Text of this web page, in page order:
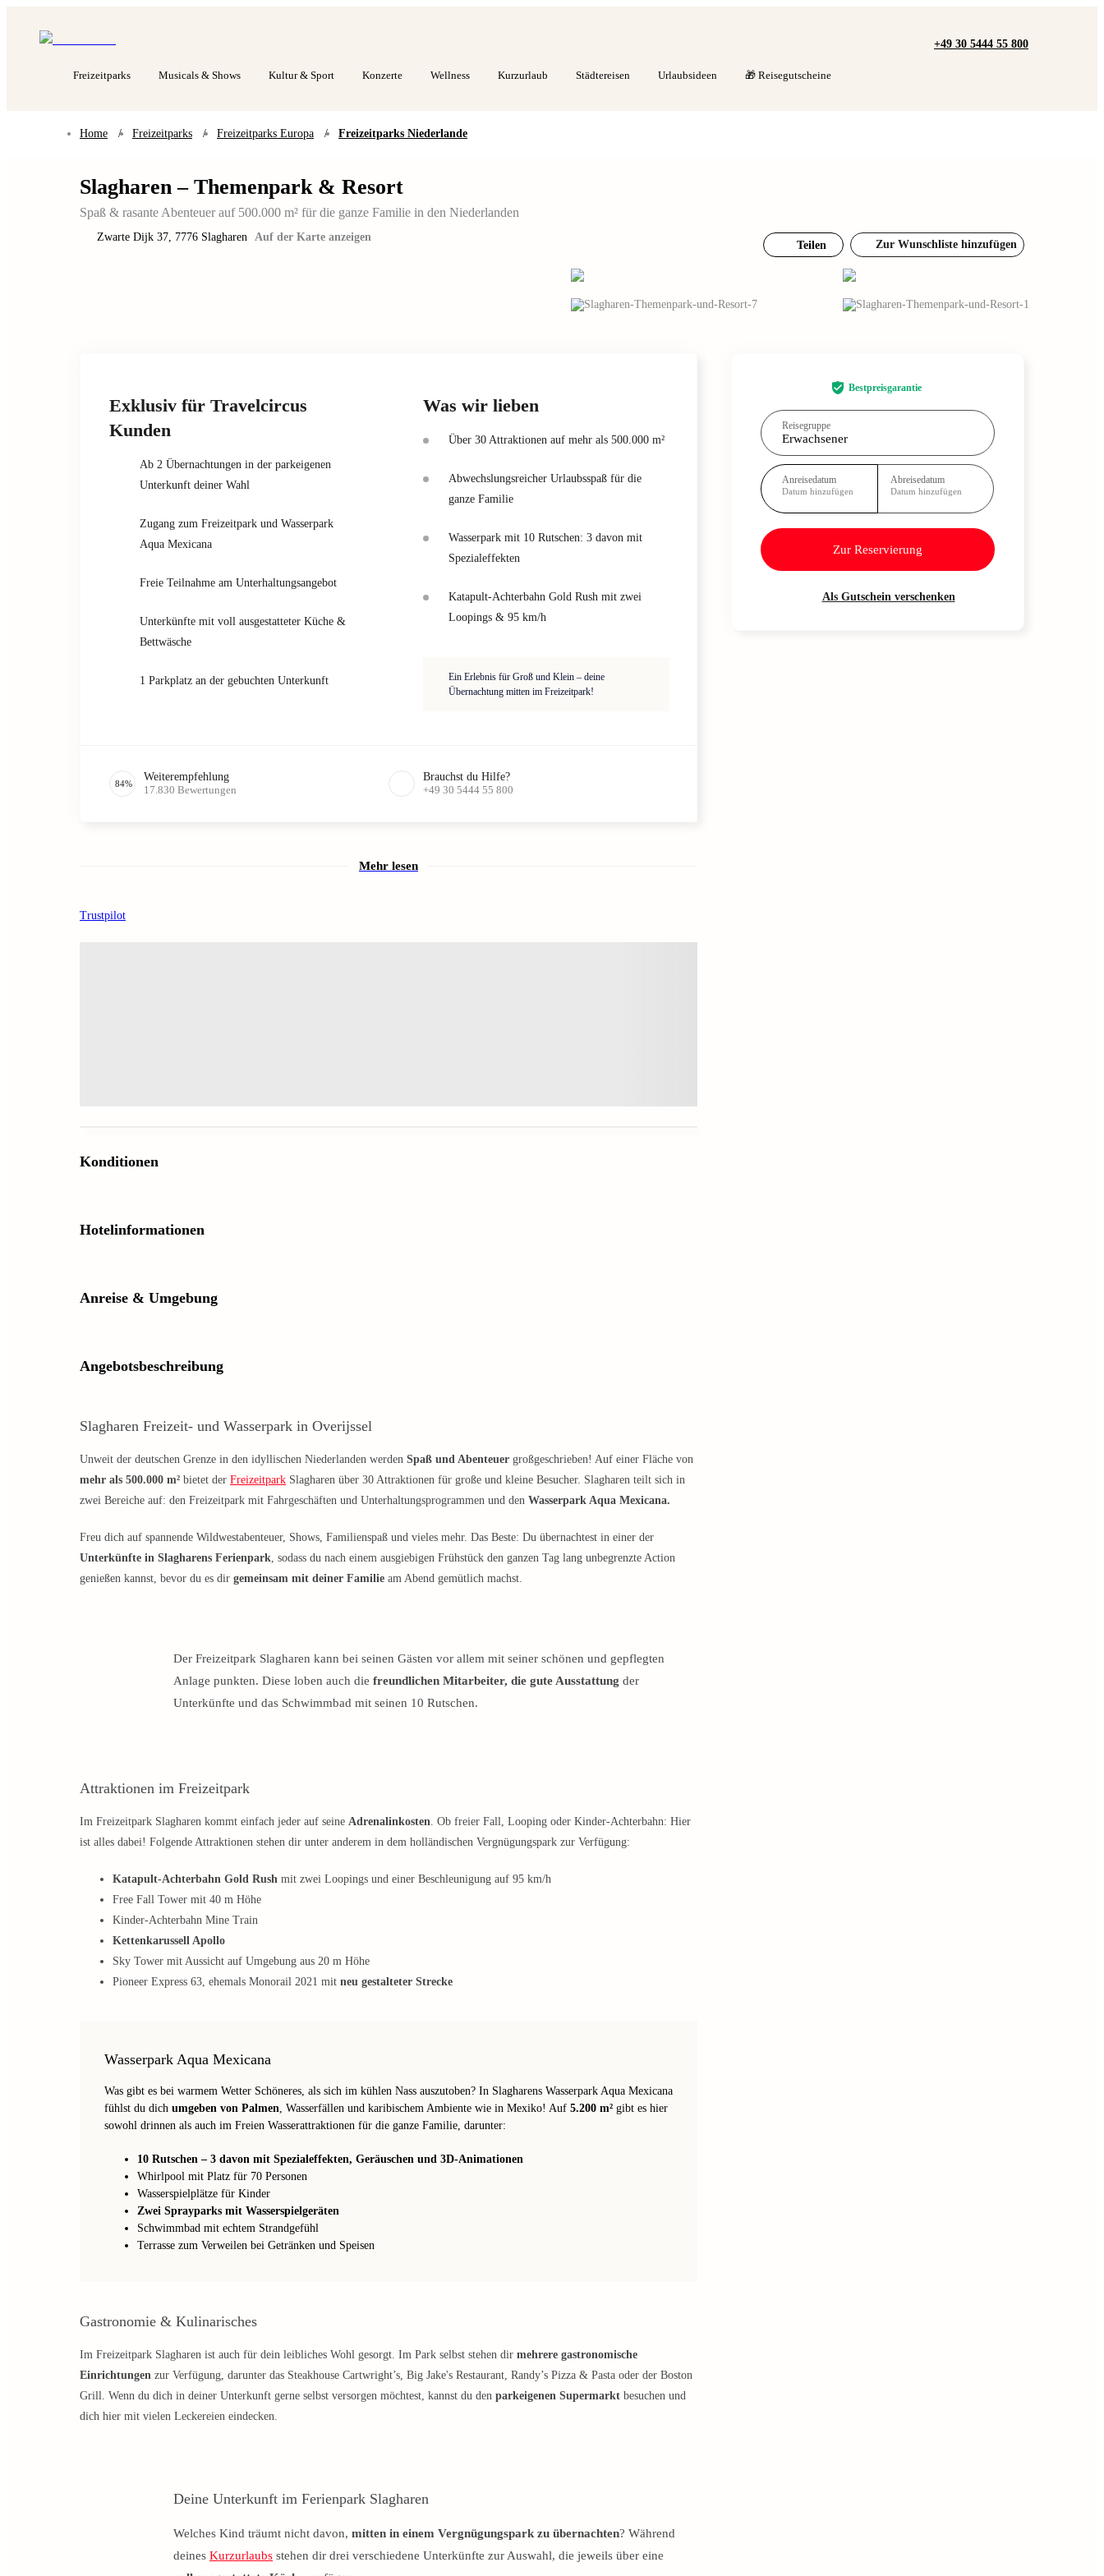
Freizeitparks Musicals & Shows Kultur & Sport Konzerte Wellness Kurzurlaub Städtereisen Urlaubsideen 🎁 Reisegutscheine
+49 30 5444 55 800
Home / Freizeitparks / Freizeitparks Europa / Freizeitparks Niederlande
Slagharen – Themenpark & Resort
Spaß & rasante Abenteuer auf 500.000 m² für die ganze Familie in den Niederlanden
Zwarte Dijk 37, 7776 Slagharen Auf der Karte anzeigen
Teilen Zur Wunschliste hinzufügen
Bestpreisgarantie
Reisegruppe
Erwachsener
Anreisedatum
Datum hinzufügen
Abreisedatum
Datum hinzufügen
Zur Reservierung
Als Gutschein verschenken
Exklusiv für Travelcircus
Kunden
Ab 2 Übernachtungen in der parkeigenen
Unterkunft deiner Wahl
Zugang zum Freizeitpark und Wasserpark
Aqua Mexicana
Freie Teilnahme am Unterhaltungsangebot
Unterkünfte mit voll ausgestatteter Küche &
Bettwäsche
1 Parkplatz an der gebuchten Unterkunft
Was wir lieben
Über 30 Attraktionen auf mehr als 500.000 m²
Abwechslungsreicher Urlaubsspaß für die
ganze Familie
Wasserpark mit 10 Rutschen: 3 davon mit
Spezialeffekten
Katapult-Achterbahn Gold Rush mit zwei
Loopings & 95 km/h
Ein Erlebnis für Groß und Klein – deine
Übernachtung mitten im Freizeitpark!
84%
Weiterempfehlung
17.830 Bewertungen
Brauchst du Hilfe?
+49 30 5444 55 800
Mehr lesen
Trustpilot
Konditionen
Hotelinformationen
Anreise & Umgebung
Angebotsbeschreibung
Slagharen Freizeit- und Wasserpark in Overijssel
Unweit der deutschen Grenze in den idyllischen Niederlanden werden Spaß und Abenteuer großgeschrieben! Auf einer Fläche von
mehr als 500.000 m² bietet der Freizeitpark Slagharen über 30 Attraktionen für große und kleine Besucher. Slagharen teilt sich in
zwei Bereiche auf: den Freizeitpark mit Fahrgeschäften und Unterhaltungsprogrammen und den Wasserpark Aqua Mexicana.
Freu dich auf spannende Wildwestabenteuer, Shows, Familienspaß und vieles mehr. Das Beste: Du übernachtest in einer der
Unterkünfte in Slagharens Ferienpark, sodass du nach einem ausgiebigen Frühstück den ganzen Tag lang unbegrenzte Action
genießen kannst, bevor du es dir gemeinsam mit deiner Familie am Abend gemütlich machst.
Der Freizeitpark Slagharen kann bei seinen Gästen vor allem mit seiner schönen und gepflegten
Anlage punkten. Diese loben auch die freundlichen Mitarbeiter, die gute Ausstattung der
Unterkünfte und das Schwimmbad mit seinen 10 Rutschen.
Attraktionen im Freizeitpark
Im Freizeitpark Slagharen kommt einfach jeder auf seine Adrenalinkosten. Ob freier Fall, Looping oder Kinder-Achterbahn: Hier
ist alles dabei! Folgende Attraktionen stehen dir unter anderem in dem holländischen Vergnügungspark zur Verfügung:
Katapult-Achterbahn Gold Rush mit zwei Loopings und einer Beschleunigung auf 95 km/h
Free Fall Tower mit 40 m Höhe
Kinder-Achterbahn Mine Train
Kettenkarussell Apollo
Sky Tower mit Aussicht auf Umgebung aus 20 m Höhe
Pioneer Express 63, ehemals Monorail 2021 mit neu gestalteter Strecke
Wasserpark Aqua Mexicana
Was gibt es bei warmem Wetter Schöneres, als sich im kühlen Nass auszutoben? In Slagharens Wasserpark Aqua Mexicana
fühlst du dich umgeben von Palmen, Wasserfällen und karibischem Ambiente wie in Mexiko! Auf 5.200 m² gibt es hier
sowohl drinnen als auch im Freien Wasserattraktionen für die ganze Familie, darunter:
10 Rutschen – 3 davon mit Spezialeffekten, Geräuschen und 3D-Animationen
Whirlpool mit Platz für 70 Personen
Wasserspielplätze für Kinder
Zwei Sprayparks mit Wasserspielgeräten
Schwimmbad mit echtem Strandgefühl
Terrasse zum Verweilen bei Getränken und Speisen
Gastronomie & Kulinarisches
Im Freizeitpark Slagharen ist auch für dein leibliches Wohl gesorgt. Im Park selbst stehen dir mehrere gastronomische
Einrichtungen zur Verfügung, darunter das Steakhouse Cartwright’s, Big Jake's Restaurant, Randy’s Pizza & Pasta oder der Boston
Grill. Wenn du dich in deiner Unterkunft gerne selbst versorgen möchtest, kannst du den parkeigenen Supermarkt besuchen und
dich hier mit vielen Leckereien eindecken.
Deine Unterkunft im Ferienpark Slagharen
Welches Kind träumt nicht davon, mitten in einem Vergnügungspark zu übernachten? Während
deines Kurzurlaubs stehen dir drei verschiedene Unterkünfte zur Auswahl, die jeweils über eine